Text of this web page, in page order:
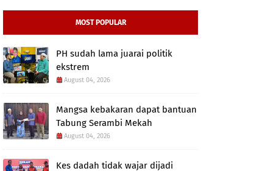
MOST POPULAR
PH sudah lama juarai politik
ekstrem
August 04, 2026
Mangsa kebakaran dapat bantuan
Tabung Serambi Mekah
August 04, 2026
Kes dadah tidak wajar dijadi